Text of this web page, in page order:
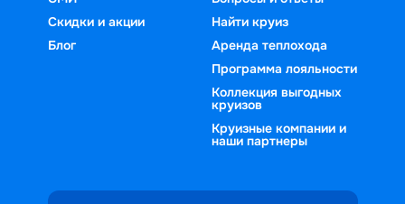
Скидки и акции
Блог
Найти круиз
Аренда теплохода
Программа лояльности
Коллекция выгодных
круизов
Круизные компании и
наши партнеры